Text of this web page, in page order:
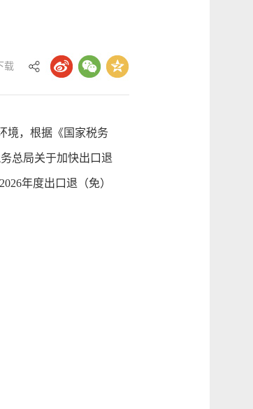
下载
境，根据《国家税务
总局关于加快出口退
年度出口退（免）